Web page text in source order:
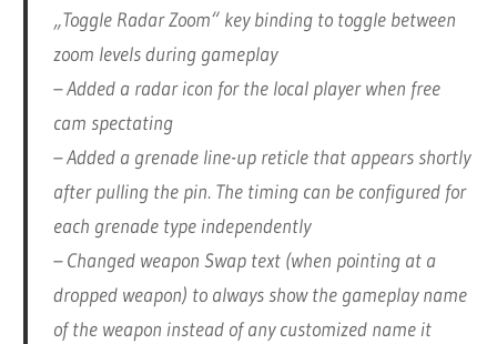
„Toggle Radar Zoom“ key binding to toggle between
zoom levels during gameplay
– Added a radar icon for the local player when free
cam spectating
– Added a grenade line-up reticle that appears shortly
after pulling the pin. The timing can be configured for
each grenade type independently
– Changed weapon Swap text (when pointing at a
dropped weapon) to always show the gameplay name
of the weapon instead of any customized name it